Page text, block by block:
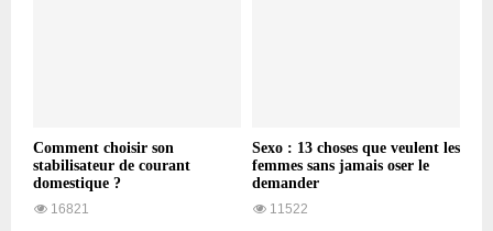
Comment choisir son
stabilisateur de courant
domestique ?
16821
Sexo : 13 choses que veulent les
femmes sans jamais oser le
demander
11522